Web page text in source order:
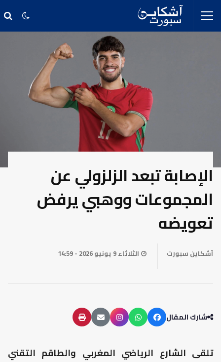
الإصابة تبعد الزلزولي عن
المجموعات ووهبي يرفض
تعويضه
آشكاين سبورت الثلاثاء 9 يونيو 2026 - 14:59
شارك المقال
تلقى الشارع الرياضي المغربي والطاقم التقني